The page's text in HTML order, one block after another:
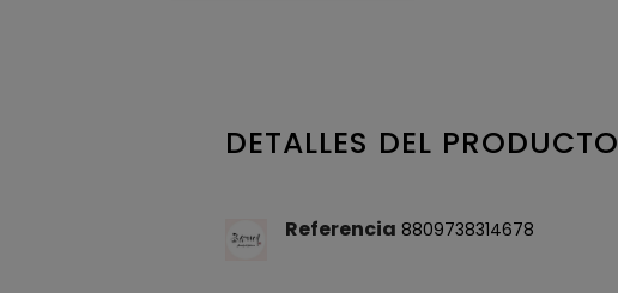
DETALLES DEL PRODUCTO
Referencia 8809738314678